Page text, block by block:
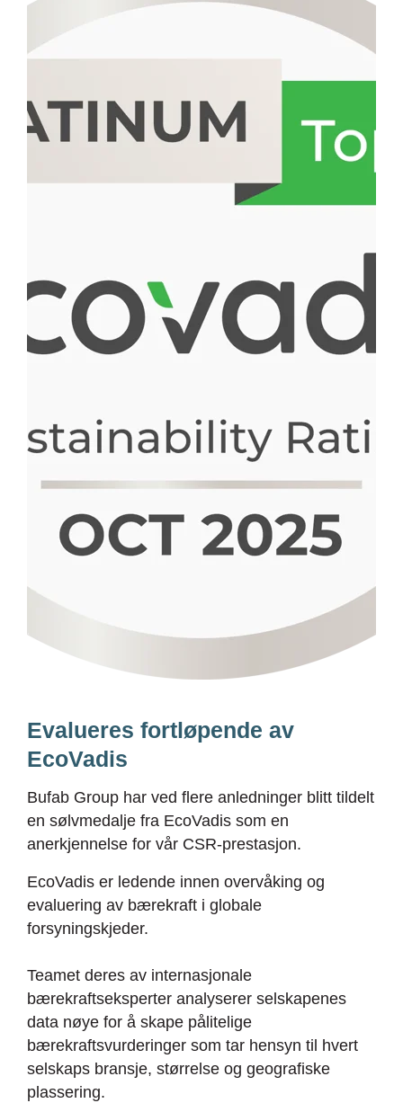
ecovadis
2023
Evalueres fortløpende av
EcoVadis
Bufab Group har ved flere anledninger blitt tildelt
en sølvmedalje fra EcoVadis som en
anerkjennelse for vår CSR-prestasjon.
EcoVadis er ledende innen overvåking og
evaluering av bærekraft i globale
forsyningskjeder.
Teamet deres av internasjonale
bærekraftseksperter analyserer selskapenes
data nøye for å skape pålitelige
bærekraftsvurderinger som tar hensyn til hvert
selskaps bransje, størrelse og geografiske
plassering.